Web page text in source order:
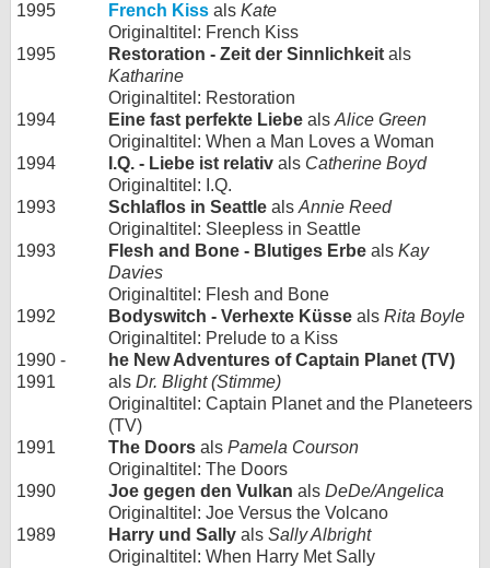
1995
French Kiss als Kate
Originaltitel: French Kiss
1995
Restoration - Zeit der Sinnlichkeit als
Katharine
Originaltitel: Restoration
1994
Eine fast perfekte Liebe alsAlice Green
Originaltitel: When a Man Loves a Woman
1994
I.Q. - Liebe ist relativ als Catherine Boyd
Originaltitel: I.Q.
1993
Schlaflos in Seattle alsAnnie Reed
Originaltitel: Sleepless in Seattle
1993
Flesh and Bone - Blutiges Erbe als Kay
Davies
Originaltitel: Flesh and Bone
1992
Bodyswitch - Verhexte Küsse als Rita Boyle
Originaltitel: Prelude to a Kiss
1990 -
1991
he New Adventures of Captain Planet (TV)
als Dr. Blight (Stimme)
Originaltitel: Captain Planet and the Planeteers
(TV)
1991
The Doors als Pamela Courson
Originaltitel: The Doors
1990
Joe gegen den Vulkan als DeDe/Angelica
Originaltitel: Joe Versus the Volcano
1989
Harry und Sally als Sally Albright
Originaltitel: When Harry Met Sally